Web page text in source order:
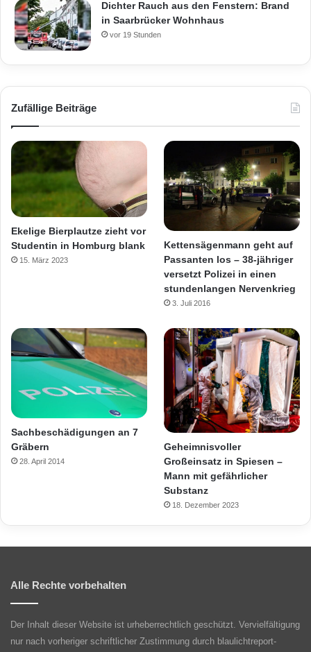
Dichter Rauch aus den Fenstern: Brand
in Saarbrücker Wohnhaus
vor 19 Stunden
Zufällige Beiträge
Ekelige Bierplautze zieht vor
Studentin in Homburg blank
15. März 2023
Kettensägenmann geht auf
Passanten los – 38-jähriger
versetzt Polizei in einen
stundenlangen Nervenkrieg
3. Juli 2016
Sachbeschädigungen an 7
Gräbern
28. April 2014
Geheimnisvoller
Großeinsatz in Spiesen –
Mann mit gefährlicher
Substanz
18. Dezember 2023
Alle Rechte vorbehalten
Der Inhalt dieser Website ist urheberrechtlich geschützt. Vervielfältigung
nur nach vorheriger schriftlicher Zustimmung durch blaulichtreport-